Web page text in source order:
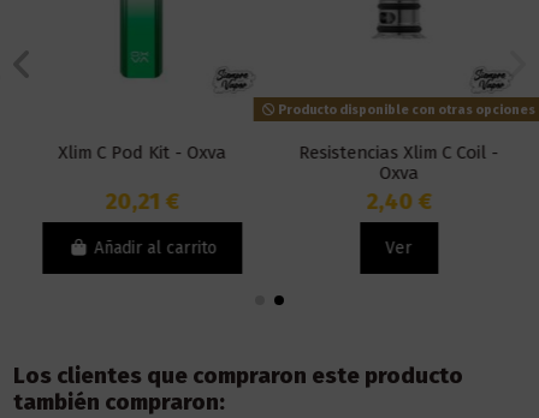
Xlim C Pod Kit - Oxva
20,21 €
Añadir al carrito
Producto disponible con otras opciones
Resistencias Xlim C Coil -
Oxva
2,40 €
Ver
Los clientes que compraron este producto
también compraron: